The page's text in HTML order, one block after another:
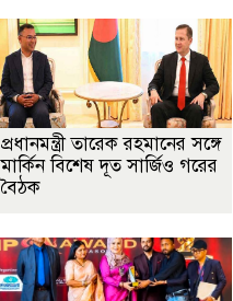
প্রধানমন্ত্রী তারেক রহমানের সঙ্গে
মার্কিন বিশেষ দূত সার্জিও গরের
বৈঠক